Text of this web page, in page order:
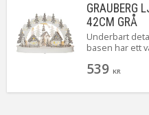
ett fönster
perfekta
GRAUBERG
42CM GRÅ
Underbart
basen har ett
en båge med
placera
539 KR